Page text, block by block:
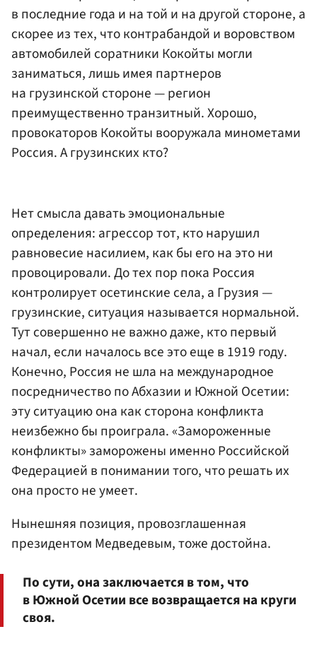
в последние года и на той и на другой стороне, а
скорее из тех, что контрабандой и воровством
автомобилей соратники Кокойты могли
заниматься, лишь имея партнеров
на грузинской стороне — регион
преимущественно транзитный. Хорошо,
провокаторов Кокойты вооружала минометами
Россия. А грузинских кто?
Нет смысла давать эмоциональные
определения: агрессор тот, кто нарушил
равновесие насилием, как бы его на это ни
провоцировали. До тех пор пока Россия
контролирует осетинские села, а Грузия —
грузинские, ситуация называется нормальной.
Тут совершенно не важно даже, кто первый
начал, если началось все это еще в 1919 году.
Конечно, Россия не шла на международное
посредничество по Абхазии и Южной Осетии:
эту ситуацию она как сторона конфликта
неизбежно бы проиграла. «Замороженные
конфликты» заморожены именно Российской
Федерацией в понимании того, что решать их
она просто не умеет.
Нынешняя позиция, провозглашенная
президентом Медведевым, тоже достойна.
По сути, она заключается в том, что
в Южной Осетии все возвращается на круги
своя.